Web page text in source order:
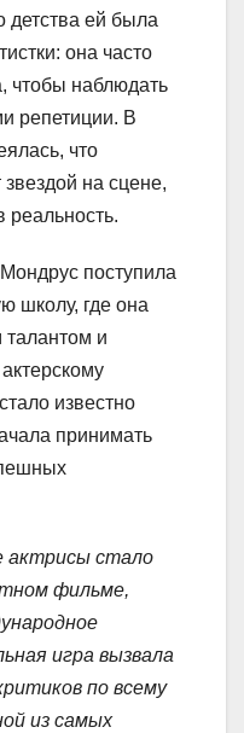
детства ей была
она часто
чтобы наблюдать
репетиции. В
что
на сцене,
реальность.
поступила
школу, где она
талантом и
известно
принимать
актрисы стало
фильме,
игра вызвала
по всему
из самых